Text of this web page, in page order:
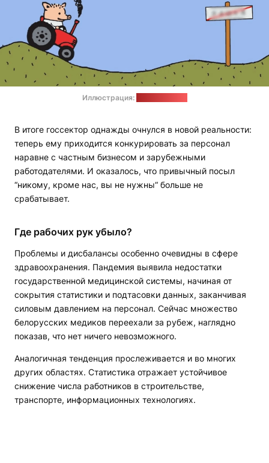
Иллюстрация:
В итоге госсектор однажды очнулся в новой реальности:
теперь ему приходится конкурировать за персонал
наравне с частным бизнесом и зарубежными
работодателями. И оказалось, что привычный посыл
“никому, кроме нас, вы не нужны“ больше не
срабатывает.
Где рабочих рук убыло?
Проблемы и дисбалансы особенно очевидны в сфере
здравоохранения. Пандемия выявила недостатки
государственной медицинской системы, начиная от
сокрытия статистики и подтасовки данных, заканчивая
силовым давлением на персонал. Сейчас множество
белорусских медиков переехали за рубеж, наглядно
показав, что нет ничего невозможного.
Аналогичная тенденция прослеживается и во многих
других областях. Статистика отражает устойчивое
снижение числа работников в строительстве,
транспорте, информационных технологиях.